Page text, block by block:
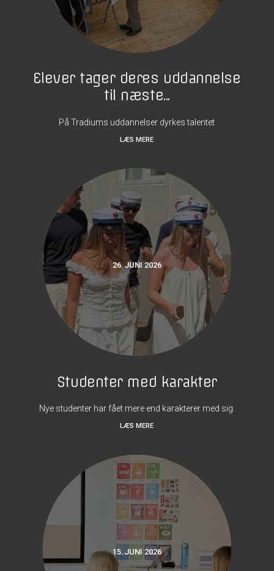
Elever tager deres uddannelse
til næste...
På Tradiums uddannelser dyrkes talentet
LÆS MERE
26. JUNI 2026
Studenter med karakter
Nye studenter har fået mere end karakterer med sig.
LÆS MERE
15. JUNI 2026